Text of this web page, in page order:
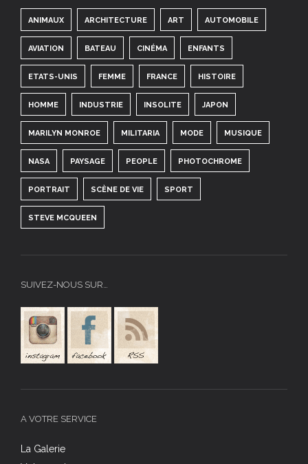
ANIMAUX ARCHITECTURE ART AUTOMOBILE
AVIATION BATEAU CINÉMA ENFANTS
ETATS-UNIS FEMME FRANCE HISTOIRE
HOMME INDUSTRIE INSOLITE JAPON
MARILYN MONROE MILITARIA MODE MUSIQUE
NASA PAYSAGE PEOPLE PHOTOCHROME
PORTRAIT SCÈNE DE VIE SPORT
STEVE MCQUEEN
SUIVEZ-NOUS SUR…
A VOTRE SERVICE
La Galerie